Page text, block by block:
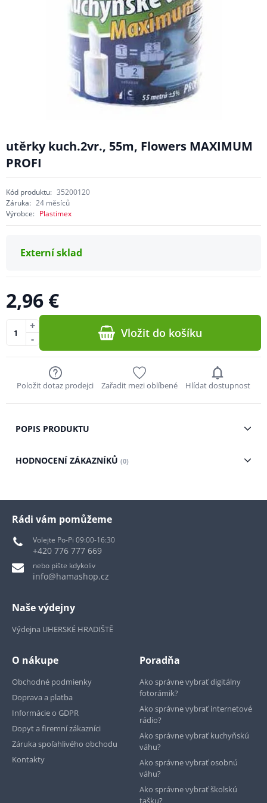
utěrky kuch.2vr., 55m, Flowers MAXIMUM
PROFI
Kód produktu: 35200120
Záruka: 24 měsíců
Výrobce: Plastimex
Externí sklad
2,96 €
-
+ Vložit do košíku
Položit dotaz prodejci Zařadit mezi oblíbené Hlídat dostupnost
POPIS PRODUKTU
HODNOCENÍ ZÁKAZNÍKŮ (0)
Rádi vám pomůžeme
Volejte Po-Pi 09:00-16:30
+420 776 777 669
nebo pište kdykoliv
info@hamashop.cz
Naše výdejny
Výdejna UHERSKÉ HRADIŠTĚ
O nákupe
Obchodné podmienky
Doprava a platba
Informácie o GDPR
Dopyt a firemní zákazníci
Záruka spoľahlivého obchodu
Kontakty
Poradňa
Ako správne vybrať digitálny
fotorámik?
Ako správne vybrať internetové
rádio?
Ako správne vybrať kuchyňskú
váhu?
Ako správne vybrať osobnú
váhu?
Ako správne vybrať školskú
tašku?